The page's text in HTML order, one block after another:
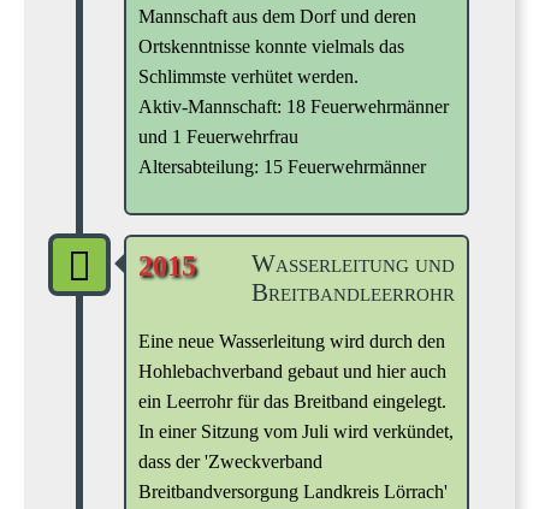
Mannschaft aus dem Dorf und deren
Ortskenntnisse konnte vielmals das
Schlimmste verhütet werden.
Aktiv-Mannschaft: 18 Feuerwehrmänner
und 1 Feuerwehrfrau
Altersabteilung: 15 Feuerwehrmänner
2015
Wasserleitung und
Breitbandleerrohr
Eine neue Wasserleitung wird durch den
Hohlebachverband gebaut und hier auch
ein Leerrohr für das Breitband eingelegt.
In einer Sitzung vom Juli wird verkündet,
dass der 'Zweckverband
Breitbandversorgung Landkreis Lörrach'